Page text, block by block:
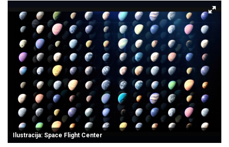
Ilustracija: Space Flight Center